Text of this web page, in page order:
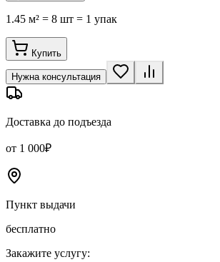
1.45 м² = 8 шт = 1 упак
Купить
Нужна консультация
Доставка до подъезда
от 1 000₽
Пункт выдачи
бесплатно
Закажите услугу: